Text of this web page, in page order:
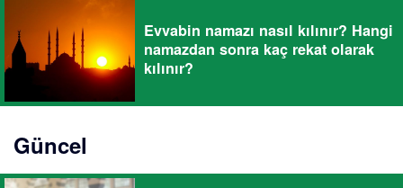
Evvabin namazı nasıl kılınır? Hangi
namazdan sonra kaç rekat olarak
kılınır?
Güncel